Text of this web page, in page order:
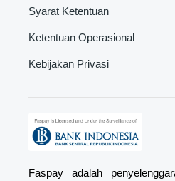
Syarat Ketentuan
Ketentuan Operasional
Kebijakan Privasi
Faspay adalah